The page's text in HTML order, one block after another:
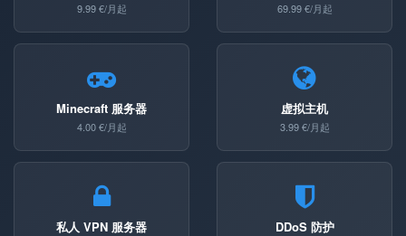
9.99 €/月起 69.99 €/月起
Minecraft 服务器
4.00 €/月起
虚拟主机
3.99 €/月起
私人 VPN 服务器 DDoS 防护